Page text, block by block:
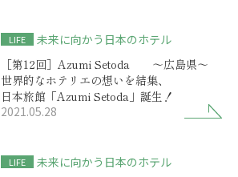
LIFE
未来に向かう日本のホテル
［第12回］Azumi Setoda ～広島県～
世界的なホテリエの想いを結集、
日本旅館「Azumi Setoda」誕生！
2021.05.28
LIFE
未来に向かう日本のホテル